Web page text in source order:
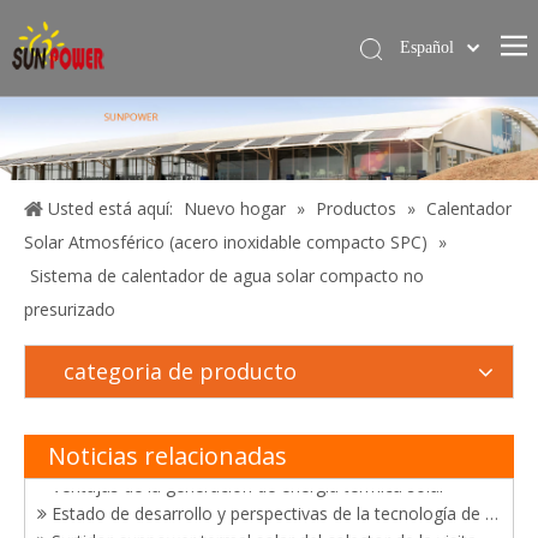
Calentador de agua solar
Servicios
Proyecto
Sobre nosotros
Contáctame
Español
English
Usted está aquí: Nuevo hogar » Productos » Calentador
Solar Atmosférico (acero inoxidable compacto SPC) »
Sistema de calentador de agua solar compacto no
presurizado
categoria de producto
Noticias relacionadas
El desarrollo de tecnologías de utilización de energía solar
Felicitaciones a Sunpower por ganar el certificado "Productos de energía solar de buena calidad de China"
Sunpower obtuvo con éxito el certificado brasileño de Inmetro y certificado de Solar Keymak
Ventajas de la generación de energía térmica solar
Estado de desarrollo y perspectivas de la tecnología de generación de energía fototérmica solar
Surtidor-sunpower termal solar del colector de la visita del cliente de México en China